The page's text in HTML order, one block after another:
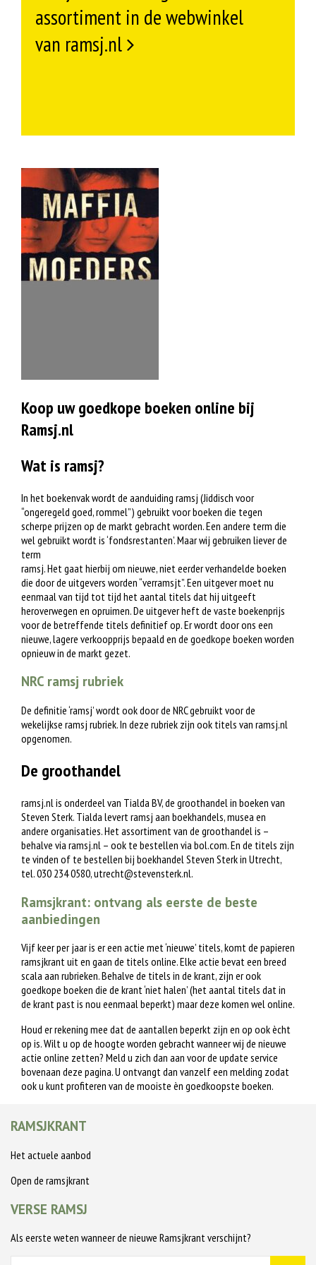
assortiment in de webwinkel
van ramsj.nl
Koop uw goedkope boeken online bij
Ramsj.nl
Wat is ramsj?
In het boekenvak wordt de aanduiding ramsj (Jiddisch voor
“ongeregeld goed, rommel”) gebruikt voor boeken die tegen
scherpe prijzen op de markt gebracht worden. Een andere term die
wel gebruikt wordt is ‘fondsrestanten’. Maar wij gebruiken liever de
term
ramsj. Het gaat hierbij om nieuwe, niet eerder verhandelde boeken
die door de uitgevers worden “verramsjt”. Een uitgever moet nu
eenmaal van tijd tot tijd het aantal titels dat hij uitgeeft
heroverwegen en opruimen. De uitgever heft de vaste boekenprijs
voor de betreffende titels definitief op. Er wordt door ons een
nieuwe, lagere verkoopprijs bepaald en de goedkope boeken worden
opnieuw in de markt gezet.
NRC ramsj rubriek
De definitie ‘ramsj’ wordt ook door de NRC gebruikt voor de
wekelijkse ramsj rubriek. In deze rubriek zijn ook titels van ramsj.nl
opgenomen.
De groothandel
ramsj.nl is onderdeel van Tialda BV, de groothandel in boeken van
Steven Sterk. Tialda levert ramsj aan boekhandels, musea en
andere organisaties. Het assortiment van de groothandel is –
behalve via ramsj.nl – ook te bestellen via bol.com. En de titels zijn
te vinden of te bestellen bij boekhandel Steven Sterk in Utrecht,
tel. 030 234 0580,utrecht@stevensterk.nl.
Ramsjkrant: ontvang als eerste de beste
aanbiedingen
Vijf keer per jaar is er een actie met ‘nieuwe’ titels, komt de papieren
ramsjkrant uit en gaan de titels online. Elke actie bevat een breed
scala aan rubrieken. Behalve de titels in de krant, zijn er ook
goedkope boeken die de krant ‘niet halen’ (het aantal titels dat in
de krant past is nou eenmaal beperkt) maar deze komen wel online.
Houd er rekening mee dat de aantallen beperkt zijn en op ook ècht
op is. Wilt u op de hoogte worden gebracht wanneer wij de nieuwe
actie online zetten? Meld u zich dan aan voor de update service
bovenaan deze pagina. U ontvangt dan vanzelf een melding zodat
ook u kunt profiteren van de mooiste èn goedkoopste boeken.
RAMSJKRANT
Het actuele aanbod
Open de ramsjkrant
VERSE RAMSJ
Als eerste weten wanneer de nieuwe Ramsjkrant verschijnt?